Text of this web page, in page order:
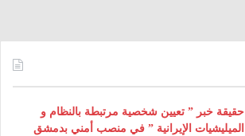
حقيقة خبر ” تعيين شخصية مرتبطة بالنظام و
الميليشيات الإيرانية ” في منصب أمني بدمشق